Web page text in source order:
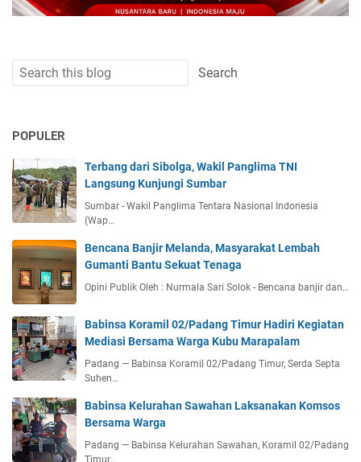
POPULER
Terbang dari Sibolga, Wakil Panglima TNI
Langsung Kunjungi Sumbar
Sumbar - Wakil Panglima Tentara Nasional Indonesia
(Wap…
Bencana Banjir Melanda, Masyarakat Lembah
Gumanti Bantu Sekuat Tenaga
Opini Publik Oleh : Nurmala Sari Solok - Bencana banjir dan…
Babinsa Koramil 02/Padang Timur Hadiri Kegiatan
Mediasi Bersama Warga Kubu Marapalam
Padang — Babinsa Koramil 02/Padang Timur, Serda Septa
Suhen…
Babinsa Kelurahan Sawahan Laksanakan Komsos
Bersama Warga
Padang — Babinsa Kelurahan Sawahan, Koramil 02/Padang
Timur…